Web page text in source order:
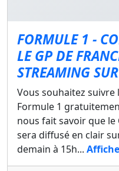
FORMULE 1 -
LE GP DE
STREAMING
Vous souhaitez suivre
Formule 1
nous fait savoir que le
sera diffusé en clair
demain à 15h...